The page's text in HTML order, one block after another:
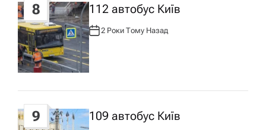
8 112 автобус Київ
А
В
О
Р
:
2 Роки Тому Назад
9 109 автобус Київ